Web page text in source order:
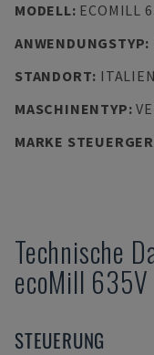
MODELL: ECOMILL
ANWENDUNGSTYP:
STANDORT: ITALIEN
MASCHINENTYP:
MARKE
Technische
ecoMill 635V
STEUERUNG